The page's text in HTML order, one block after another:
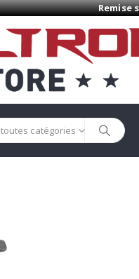
Remise
toutes catégories